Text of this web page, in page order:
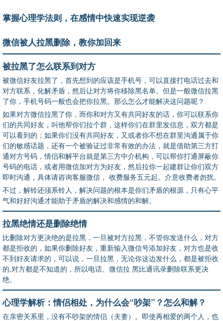
掌握心理学法则，在感情中快速实现逆袭
微信被人拉黑删除，教你加回来
被拉黑了怎么联系到对方
被微信好友拉黑了，首先想到的应该是手机号，可以直接打电话过去和
对方联系，化解矛盾，然后让对方将你移除黑名单。但是一般微信拉黑
了你，手机号码一般也会把你拉黑。那么怎么才能解决这问题呢？
如果对方微信拉黑了你，而你和对方又有共同好友的话，你可以联系你
们的共同好友，叫他帮你们拉个群，这样你们在群里发信息，双方都是
可以看到的；如果你们没有共同好友，又或者你不想在群里沟通属于你
们的敏感话题，还有一个被验证过非常有效的办法，就是借助第三方打
通对方号码，情侣和解平台就是第三方中介机构，可以帮你打通屏蔽你
号码的电话，或者用微信加对方为好友，然后拉你一起建群让你们双方
即时沟通，具体请咨询客服微信， 收费服务五元起。介意收费者勿扰。
不过，解铃还须系铃人，解决问题的根本是你们矛盾的根源，只有心平
气和好好沟通才能助于矛盾的解决和感情的和解。
拉黑绝情还是删除绝情
比删除对方更决绝的是拉黑，一旦被对方拉黑，不管你发送什么，对方
都是拒收的，如果你删除好友，重新输入微信号添加好友，对方也是收
不到好友请求的，可以说，一旦拉黑，无论你这边发什么，都是被拒收
的,对方都是不知道的，所以电话、微信拉 黑比通讯录删除联系更决
绝。
心理学解析：情侣相处，为什么会“吵架”？怎么和解？
在亲密关系里，没有不吵架的情侣（夫妻）。即使再相爱的两个人，也